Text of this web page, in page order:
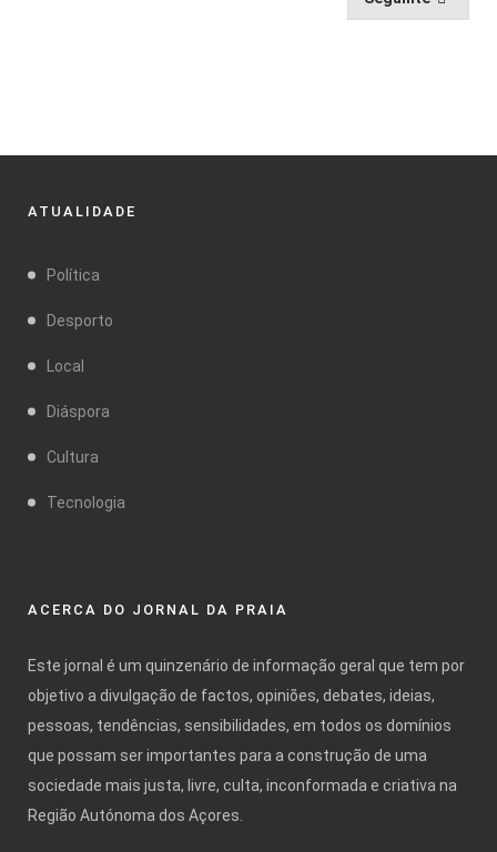
ATUALIDADE
Política
Desporto
Local
Diáspora
Cultura
Tecnologia
ACERCA DO JORNAL DA PRAIA
Este jornal é um quinzenário de informação geral que tem por
objetivo a divulgação de factos, opiniões, debates, ideias,
pessoas, tendências, sensibilidades, em todos os domínios
que possam ser importantes para a construção de uma
sociedade mais justa, livre, culta, inconformada e criativa na
Região Autónoma dos Açores.